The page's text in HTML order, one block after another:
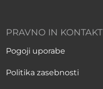
PRAVNO IN KONTAKT
Pogoji uporabe
Politika zasebnosti